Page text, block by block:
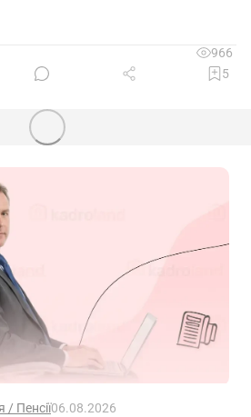
966
5
/ Пенсії06.08.2026